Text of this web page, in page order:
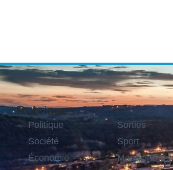
Rubriques
Politique
Société
Économie
Sorties
Sport
Magazine